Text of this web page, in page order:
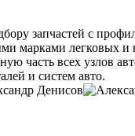
запчастей с
марками легковых и
часть всех узлов
и систем авто.